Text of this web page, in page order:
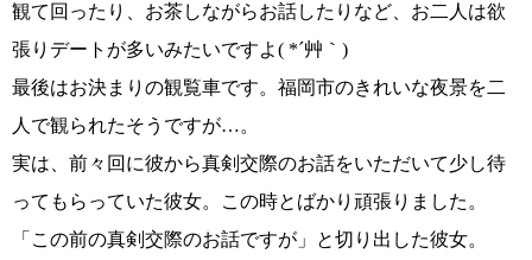
観て回ったり、お茶しながらお話したりなど、 お二人は欲
張りデートが多いみたいですよ( *´艸｀)
最後はお決まりの観覧車です。福岡市のきれいな夜景を二
人で観られたそうですが…。
実は、前々回に彼から真剣交際のお話をいただいて少し待
ってもらっていた彼女。この時とばかり頑張りました。
「この前の真剣交際のお話ですが」
と切り出した彼女。